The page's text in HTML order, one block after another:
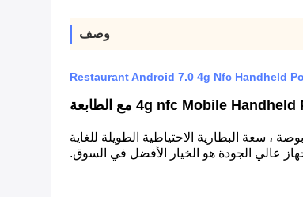
وصف
Restaurant Android 7.0 4g Nfc Handheld
WCT-S8 Android smart POS مع الطابعة ووحدة جمع بصمات الأصابع (اختياري) ، نظام التشغيل android 7 ، شاشة تعمل باللمس 5.5 بوصة ، سعة البطارية الاحتياطية الطويلة للغاية